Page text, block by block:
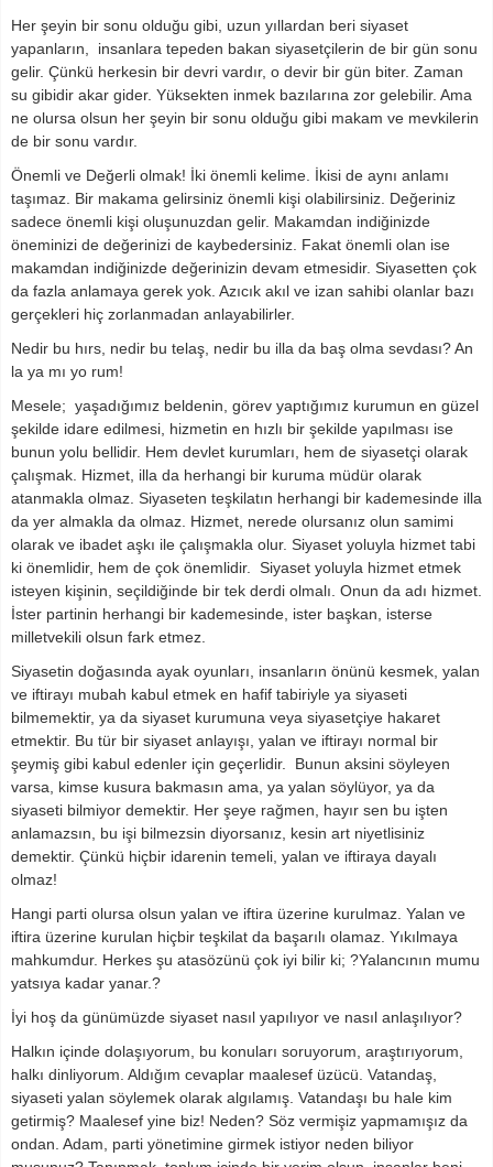
Her şeyin bir sonu olduğu gibi, uzun yıllardan beri siyaset
yapanların, insanlara tepeden bakan siyasetçilerin de bir gün sonu
gelir. Çünkü herkesin bir devri vardır, o devir bir gün biter. Zaman
su gibidir akar gider. Yüksekten inmek bazılarına zor gelebilir. Ama
ne olursa olsun her şeyin bir sonu olduğu gibi makam ve mevkilerin
de bir sonu vardır.
Önemli ve Değerli olmak! İki önemli kelime. İkisi de aynı anlamı
taşımaz. Bir makama gelirsiniz önemli kişi olabilirsiniz. Değeriniz
sadece önemli kişi oluşunuzdan gelir. Makamdan indiğinizde
öneminizi de değerinizi de kaybedersiniz. Fakat önemli olan ise
makamdan indiğinizde değerinizin devam etmesidir. Siyasetten çok
da fazla anlamaya gerek yok. Azıcık akıl ve izan sahibi olanlar bazı
gerçekleri hiç zorlanmadan anlayabilirler.
Nedir bu hırs, nedir bu telaş, nedir bu illa da baş olma sevdası? An
la ya mı yo rum!
Mesele; yaşadığımız beldenin, görev yaptığımız kurumun en güzel
şekilde idare edilmesi, hizmetin en hızlı bir şekilde yapılması ise
bunun yolu bellidir. Hem devlet kurumları, hem de siyasetçi olarak
çalışmak. Hizmet, illa da herhangi bir kuruma müdür olarak
atanmakla olmaz. Siyaseten teşkilatın herhangi bir kademesinde illa
da yer almakla da olmaz. Hizmet, nerede olursanız olun samimi
olarak ve ibadet aşkı ile çalışmakla olur. Siyaset yoluyla hizmet tabi
ki önemlidir, hem de çok önemlidir. Siyaset yoluyla hizmet etmek
isteyen kişinin, seçildiğinde bir tek derdi olmalı. Onun da adı hizmet.
İster partinin herhangi bir kademesinde, ister başkan, isterse
milletvekili olsun fark etmez.
Siyasetin doğasında ayak oyunları, insanların önünü kesmek, yalan
ve iftirayı mubah kabul etmek en hafif tabiriyle ya siyaseti
bilmemektir, ya da siyaset kurumuna veya siyasetçiye hakaret
etmektir. Bu tür bir siyaset anlayışı, yalan ve iftirayı normal bir
şeymiş gibi kabul edenler için geçerlidir. Bunun aksini söyleyen
varsa, kimse kusura bakmasın ama, ya yalan söylüyor, ya da
siyaseti bilmiyor demektir. Her şeye rağmen, hayır sen bu işten
anlamazsın, bu işi bilmezsin diyorsanız, kesin art niyetlisiniz
demektir. Çünkü hiçbir idarenin temeli, yalan ve iftiraya dayalı
olmaz!
Hangi parti olursa olsun yalan ve iftira üzerine kurulmaz. Yalan ve
iftira üzerine kurulan hiçbir teşkilat da başarılı olamaz. Yıkılmaya
mahkumdur. Herkes şu atasözünü çok iyi bilir ki; ?Yalancının mumu
yatsıya kadar yanar.?
İyi hoş da günümüzde siyaset nasıl yapılıyor ve nasıl anlaşılıyor?
Halkın içinde dolaşıyorum, bu konuları soruyorum, araştırıyorum,
halkı dinliyorum. Aldığım cevaplar maalesef üzücü. Vatandaş,
siyaseti yalan söylemek olarak algılamış. Vatandaşı bu hale kim
getirmiş? Maalesef yine biz! Neden? Söz vermişiz yapmamışız da
ondan. Adam, parti yönetimine girmek istiyor neden biliyor